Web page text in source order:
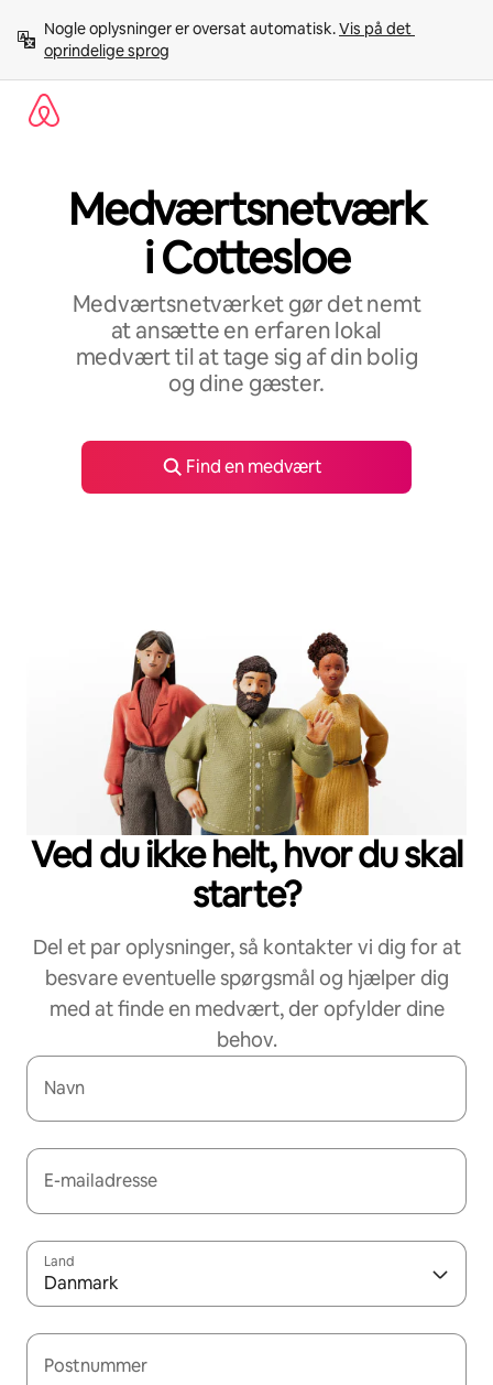
videre
indhold
Nogle oplysninger er oversat automatisk. Vis på det
oprindelige sprog
Medværtsnetværk
i Cottesloe
Medværtsnetværket gør det nemt
at ansætte en erfaren lokal
medvært til at tage sig af din bolig
og dine gæster.
Find en medvært
Ved du ikke helt, hvor du skal
starte?
Del et par oplysninger, så kontakter vi dig for at
besvare eventuelle spørgsmål og hjælper dig
med at finde en medvært, der opfylder dine
behov.
Navn
E-mailadresse
Land
Danmark
Postnummer